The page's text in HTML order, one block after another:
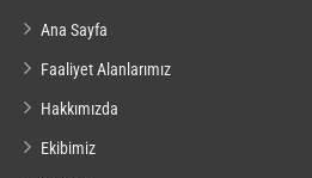
Ana Sayfa
Faaliyet Alanlarımız
Hakkımızda
Ekibimiz